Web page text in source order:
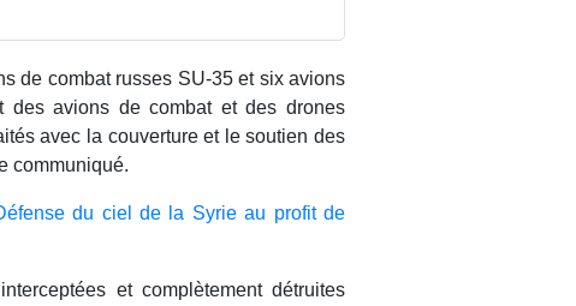
de combat russes SU-35 et six avions
des avions de combat et des drones
avec la couverture et le soutien des
communiqué.
du ciel de la Syrie au profit de
et complètement détruites